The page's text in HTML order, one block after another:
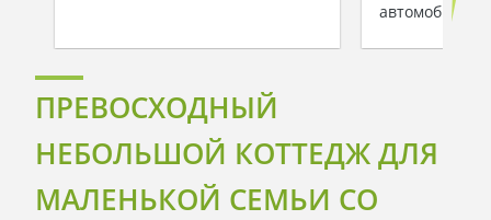
автомобиля
ПРЕВОСХОДНЫЙ
НЕБОЛЬШОЙ КОТТЕДЖ ДЛЯ
МАЛЕНЬКОЙ СЕМЬИ СО